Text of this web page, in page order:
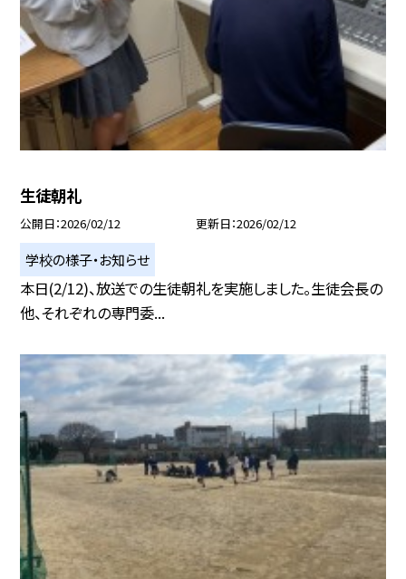
生徒朝礼
公開日 2026/02/12 更新日 2026/02/12
学校の様子・お知らせ
本日(2/12)、放送での生徒朝礼を実施しました。生徒会長の
他、それぞれの専門委...